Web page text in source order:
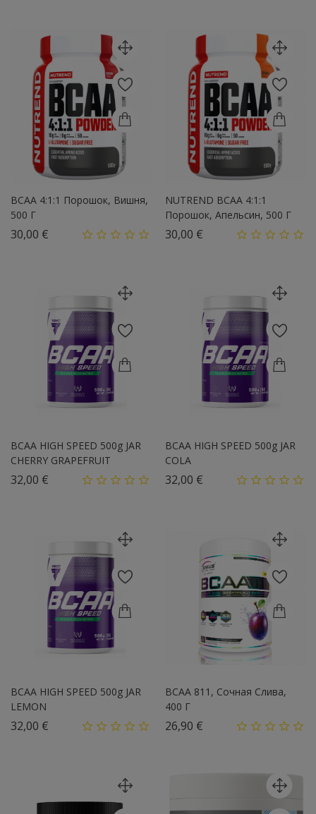
BCAA 4:1:1 Порошок, Вишня,
500 Г
30,00 €
NUTREND BCAA 4:1:1
Порошок, Апельсин, 500 Г
30,00 €
BCAA HIGH SPEED 500g JAR
CHERRY GRAPEFRUIT
32,00 €
BCAA HIGH SPEED 500g JAR
COLA
32,00 €
BCAA HIGH SPEED 500g JAR
LEMON
32,00 €
BCAA 811, Сочная Слива,
400 Г
26,90 €